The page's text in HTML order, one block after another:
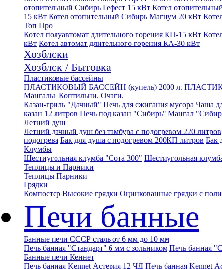
отопительный Сибирь Гефест 15 кВт Котел
15 кВт Котел отопительный Сибирь Магнум 20 кВт
Топ Про
Котел полуавтомат длительного горения КП-15 кВт
кВт Котел автомат длительного горения КА-30 кВт
Хозблоки
Хозблок / Бытовка
Пластиковые бассейны
ПЛАСТИКОВЫЙ БАССЕЙН (купель) 2000 л.
Мангалы. Коптильни. Очаги.
Казан-гриль "Дачный" Печь для сжигания мусора Чаша
казан 12 литров Печь под казан "Сибирь" Мангал
Летний душ
Летний дачный душ без тамбура с подогревом 220 литров
подогрева Бак для душа с подогревом 200КП литров Бак
Клумбы
Шестиугольная клумба "Сота 300" Шестиугольная
Теплицы и Парники
Теплицы Парники
Грядки
Компостер Высокие грядки Оцинкованные грядки с
Печи банные
Банные печи СССР сталь от 6 мм до 10 мм
Печь банная "Стандарт" 6 мм с зольником Печь банная
Банные печи Кеннет
Печь банная Kennet Астерия 12 ЧД Печь банная Kennet